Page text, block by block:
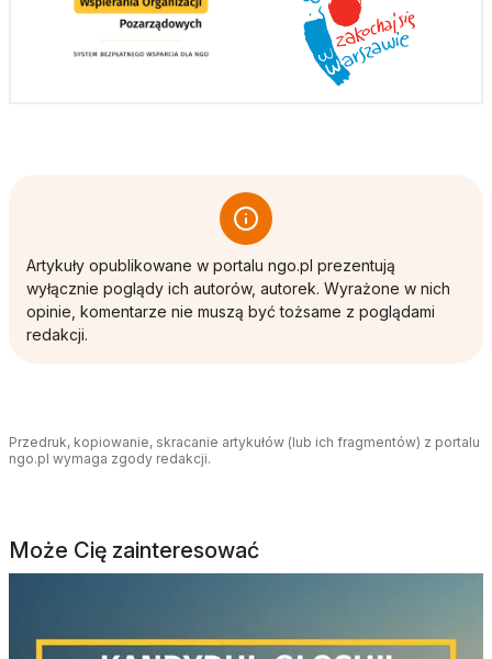
Artykuły opublikowane w portalu ngo.pl prezentują
wyłącznie poglądy ich autorów, autorek. Wyrażone w nich
opinie, komentarze nie muszą być tożsame z poglądami
redakcji.
Przedruk, kopiowanie, skracanie artykułów (lub ich fragmentów) z portalu
ngo.pl wymaga zgody redakcji.
Może Cię zainteresować